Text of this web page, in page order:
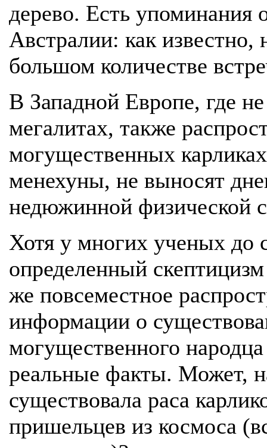
дерево. Есть упоминания
Австралии: как известно,
большом количестве
В Западной Европе, где
мегалитах, также
могущественных
менехуны, не выносят
недюжинной физической
Хотя у многих ученых до
определенный
же повсеместное
информации о
могущественного
реальные факты. Может,
существовала раса
пришельцев из космоса